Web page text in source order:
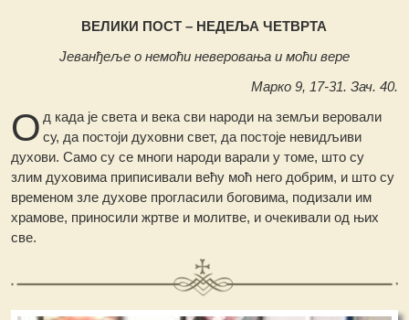
ВЕЛИКИ ПОСТ – НЕДЕЉА ЧЕТВРТА
Јеванђеље о немоћи неверовања и моћи вере
Марко 9, 17-31. Зач. 40.
О д када је света и века сви народи на земљи веровали
су, да постоји духовни свет, да постоје невидљиви
духови. Само су се многи народи варали у томе, што су
злим духовима приписивали већу моћ него добрим, и што су
временом зле духове прогласили боговима, подизали им
храмове, приносили жртве и молитве, и очекивали од њих
све.